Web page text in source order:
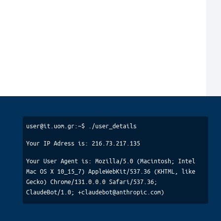
user@it.uom.gr:~$ ./user_details
Your IP Adress is: 216.73.217.135
Your User Agent is: Mozilla/5.0 (Macintosh; Intel
Mac OS X 10_15_7) AppleWebKit/537.36 (KHTML, like
Gecko) Chrome/131.0.0.0 Safari/537.36;
ClaudeBot/1.0; +claudebot@anthropic.com)